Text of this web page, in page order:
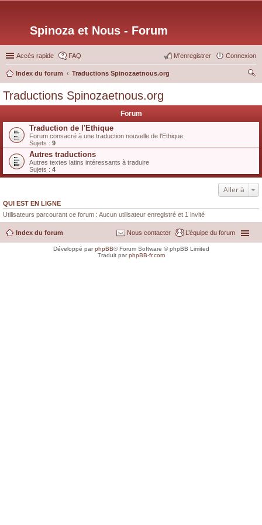
Spinoza et Nous - Forum
Accès rapide FAQ Connexion
M’enregistrer
Index du forum
Traductions Spinozaetnous.org
Traductions Spinozaetnous.org
Forum
Traduction de l'Ethique
Forum consacré à une traduction nouvelle de l'Ethique.
Sujets : 9
Autres traductions
Autres textes latins intéressants à traduire
Sujets : 4
Aller à
QUI EST EN LIGNE
Utilisateurs parcourant ce forum : Aucun utilisateur enregistré et 1 invité
Index du forum L’équipe du forum
Nous contacter
Développé parphpBB® Forum Software © phpBB Limited
Traduit parphpBB-fr.com